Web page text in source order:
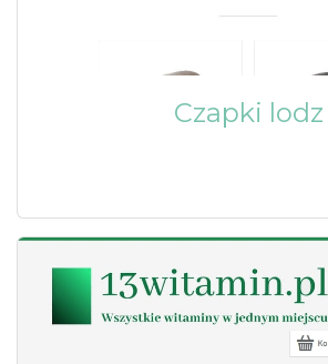
Czapki lodz